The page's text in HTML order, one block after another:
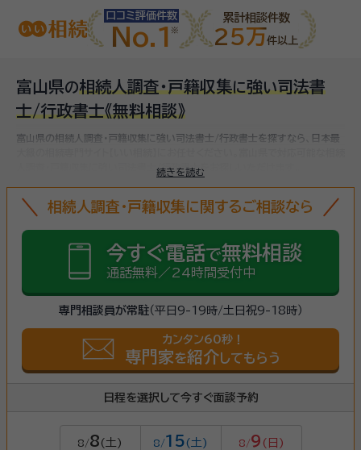
口コミ評価件数
No.1
累計相談件数
25万件以上
富山県の相続人調査・戸籍収集に強い司法書
士/行政書士《無料相談》
続きを読む
富山県の相続人調査・戸籍収集に強い司法書士/行政書士を探すなら、日本最
人調査・戸籍収集に強い司法書士/行政書士をお探しいただけます。
相続人調査・戸籍収集に関するご相談なら
今すぐ電話で無料相談
通話無料／24時間受付中
専門相談員が常駐（平日9-19時/土日祝9-18時）
カンタン60秒！
専門家を紹介 してもらう
日程を選択して今すぐ面談予約
8/8 (土) 8/15(土) 8/9 (日)